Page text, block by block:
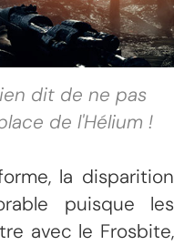
dit de ne pas
de l'Hélium !
la disparition
puisque les
avec le Frosbite,